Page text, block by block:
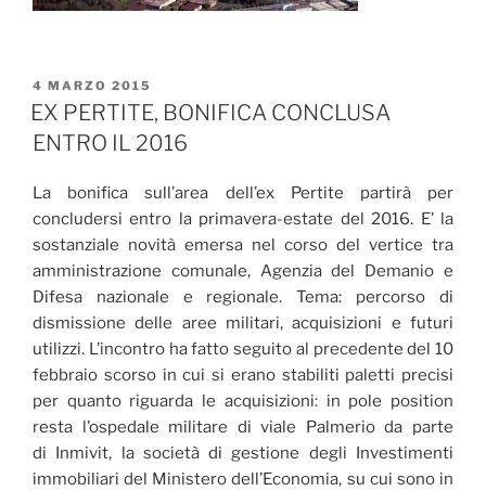
PUBBLICATO
IL
4 MARZO 2015
EX PERTITE, BONIFICA CONCLUSA
ENTRO IL 2016
La bonifica sull’area dell’ex Pertite partirà per
concludersi entro la primavera-estate del 2016. E’ la
sostanziale novità emersa nel corso del vertice tra
amministrazione comunale, Agenzia del Demanio e
Difesa nazionale e regionale. Tema: percorso di
dismissione delle aree militari, acquisizioni e futuri
utilizzi. L’incontro ha fatto seguito al precedente del 10
febbraio scorso in cui si erano stabiliti paletti precisi
per quanto riguarda le acquisizioni: in pole position
resta l’ospedale militare di viale Palmerio da parte
di Inmivit, la società di gestione degli Investimenti
immobiliari del Ministero dell’Economia, su cui sono in